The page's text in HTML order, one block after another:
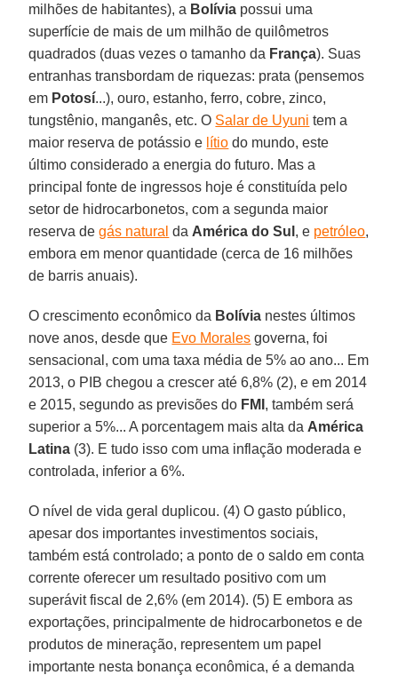
milhões de habitantes), a Bolívia possui uma
superfície de mais de um milhão de quilômetros
quadrados (duas vezes o tamanho da França). Suas
entranhas transbordam de riquezas: prata (pensemos
em Potosí...), ouro, estanho, ferro, cobre, zinco,
tungstênio, manganês, etc. O Salar de Uyuni tem a
maior reserva de potássio e lítio do mundo, este
último considerado a energia do futuro. Mas a
principal fonte de ingressos hoje é constituída pelo
setor de hidrocarbonetos, com a segunda maior
reserva degás natural da América do Sul , e petróleo,
embora em menor quantidade (cerca de 16 milhões
de barris anuais).
O crescimento econômico da Bolívia nestes últimos
nove anos, desde que Evo Morales governa, foi
sensacional, com uma taxa média de 5% ao ano... Em
2013, o PIB chegou a crescer até 6,8% (2), e em 2014
e 2015, segundo as previsões do FMI , também será
superior a 5%... A porcentagem mais alta da América
Latina (3). E tudo isso com uma inflação moderada e
controlada, inferior a 6%.
O nível de vida geral duplicou. (4) O gasto público,
apesar dos importantes investimentos sociais,
também está controlado; a ponto de o saldo em conta
corrente oferecer um resultado positivo com um
superávit fiscal de 2,6% (em 2014). (5) E embora as
exportações, principalmente de hidrocarbonetos e de
produtos de mineração, representem um papel
importante nesta bonança econômica, é a demanda